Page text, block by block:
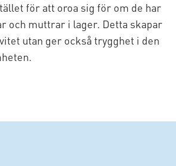
för att oroa sig för om de har
och muttrar i lager. Detta skapar
utan ger också trygghet i den